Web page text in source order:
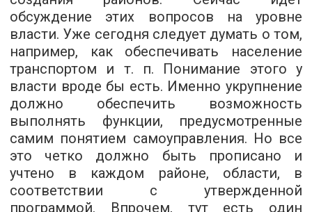
обсуждение этих вопросов на уровне
власти. Уже сегодня следует думать о том,
например, как обеспечивать население
транспортом и т. п. Понимание этого у
власти вроде бы есть. Именно укрупнение
должно обеспечить возможность
выполнять функции, предусмотренные
самим понятием самоуправления. Но все
это четко должно быть прописано и
учтено в каждом районе, области, в
соответствии с утвержденной
программой. Впрочем, тут есть один